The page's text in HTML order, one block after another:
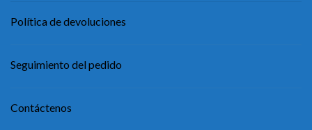
Política de devoluciones
Seguimiento del pedido
Contáctenos